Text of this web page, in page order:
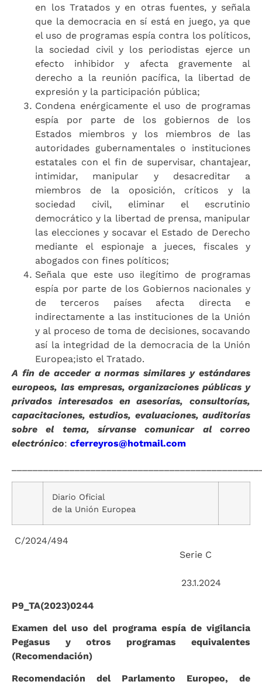
en los Tratados y en otras fuentes, y señala
que la democracia en sí está en juego, ya que
el uso de programas espía contra los políticos,
la sociedad civil y los periodistas ejerce un
efecto inhibidor y afecta gravemente al
derecho a la reunión pacífica, la libertad de
expresión y la participación pública;
Condena enérgicamente el uso de programas
espía por parte de los gobiernos de los
Estados miembros y los miembros de las
autoridades gubernamentales o instituciones
estatales con el fin de supervisar, chantajear,
intimidar, manipular y desacreditar a
miembros de la oposición, críticos y la
sociedad civil, eliminar el escrutinio
democrático y la libertad de prensa, manipular
las elecciones y socavar el Estado de Derecho
mediante el espionaje a jueces, fiscales y
abogados con fines políticos;
Señala que este uso ilegítimo de programas
espía por parte de los Gobiernos nacionales y
de terceros países afecta directa e
indirectamente a las instituciones de la Unión
y al proceso de toma de decisiones, socavando
así la integridad de la democracia de la Unión
Europea;isto el Tratado.
A fin de acceder a normas similares y estándares
europeos, las empresas, organizaciones públicas y
privados interesados en asesorías, consultorías,
capacitaciones, estudios, evaluaciones, auditorías
sobre el tema, sírvanse comunicar al correo
electrónico: cferreyros@hotmail.com
Diario Oficial
de la Unión Europea
C/2024/494
Serie C
23.1.2024
P9_TA(2023)0244
Examen del uso del programa espía de vigilancia
Pegasus y otros programas equivalentes
(Recomendación)
Recomendación del Parlamento Europeo, de